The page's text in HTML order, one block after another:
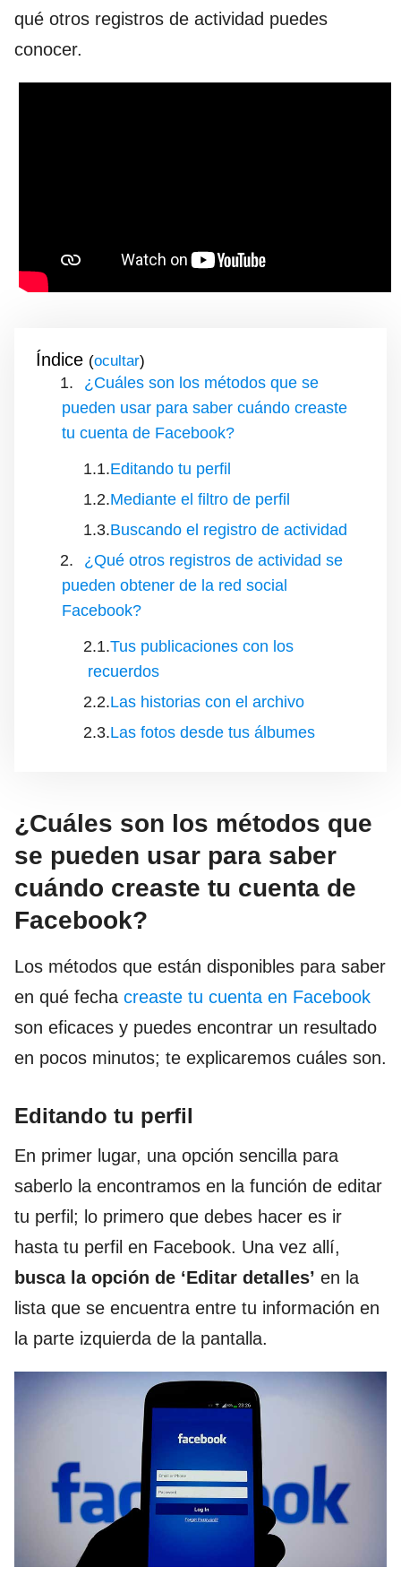
qué otros registros de actividad puedes
conocer.
Índice ( )
¿Cuáles son los métodos que se
pueden usar para saber cuándo creaste
tu cuenta de Facebook?
Editando tu perfil
Mediante el filtro de perfil
Buscando el registro de actividad
¿Qué otros registros de actividad se
pueden obtener de la red social
Facebook?
Tus publicaciones con los
recuerdos
Las historias con el archivo
Las fotos desde tus álbumes
¿Cuáles son los métodos que
se pueden usar para saber
cuándo creaste tu cuenta de
Facebook?
Los métodos que están disponibles para saber
en qué fecha creaste tu cuenta en Facebook
son eficaces y puedes encontrar un resultado
en pocos minutos; te explicaremos cuáles son.
Editando tu perfil
En primer lugar, una opción sencilla para
saberlo la encontramos en la función de editar
tu perfil; lo primero que debes hacer es ir
hasta tu perfil en Facebook. Una vez allí,
busca la opción de ‘Editar detalles’ en la
lista que se encuentra entre tu información en
la parte izquierda de la pantalla.